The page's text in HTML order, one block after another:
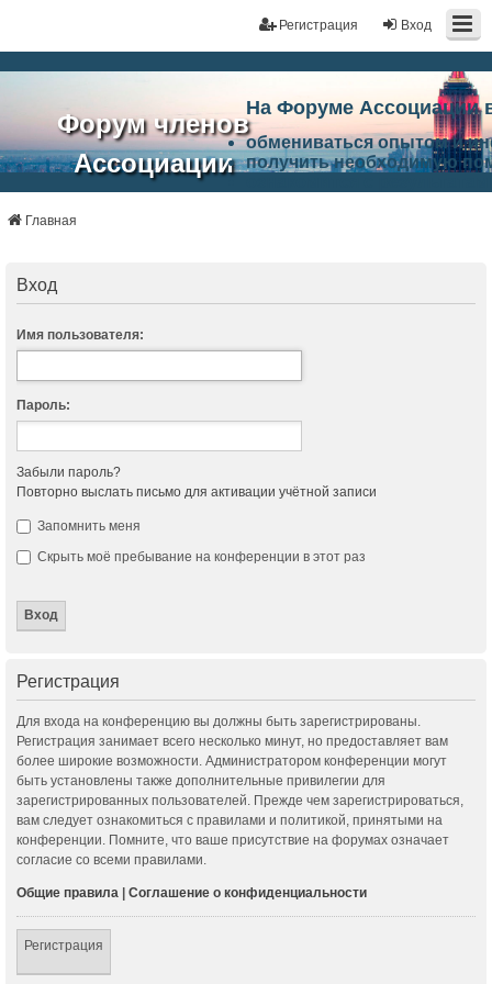
Вход
Регистрация
Форум членов
Ассоциации
На Форуме Ассоциации
обмениваться опытом и
получить необходимую
Ассоциации и успехам в
Главная
Вход
Имя пользователя:
Пароль:
Забыли пароль?
Повторно выслать письмо для активации учётной записи
Запомнить меня
Скрыть моё пребывание на конференции в этот раз
Регистрация
Для входа на конференцию вы должны быть зарегистрированы.
Регистрация занимает всего несколько минут, но предоставляет вам
более широкие возможности. Администратором конференции могут
быть установлены также дополнительные привилегии для
зарегистрированных пользователей. Прежде чем зарегистрироваться,
вам следует ознакомиться с правилами и политикой, принятыми на
конференции. Помните, что ваше присутствие на форумах означает
согласие со всеми правилами.
Общие правила | Соглашение о конфиденциальности
Регистрация